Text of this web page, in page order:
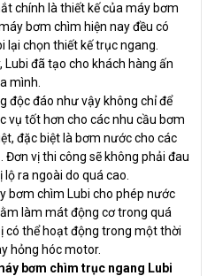
chính là thiết kế của máy bơm
bơm chìm hiện nay đều có
lại chọn thiết kế trục ngang.
Lubi đã tạo cho khách hàng ấn
mình.
độc đáo như vậy không chỉ để
vụ tốt hơn cho các nhu cầu bơm
đặc biệt là bơm nước cho các
vị thi công sẽ không phải đau
ra ngoài do quá cao.
bơm chìm Lubi cho phép nước
làm mát động cơ trong quá
có thể hoạt động trong một thời
hỏng hóc motor.
bơm chìm trục ngang Lubi